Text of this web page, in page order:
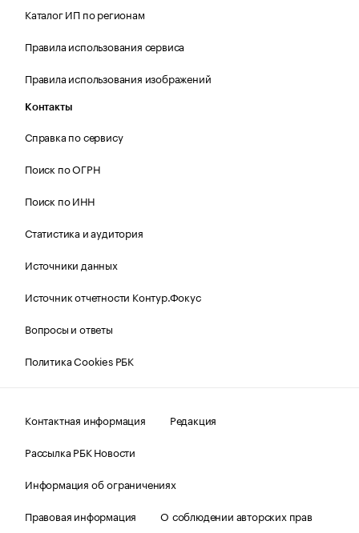
Каталог ИП по регионам
Правила использования сервиса
Правила использования изображений
Контакты
Справка по сервису
Поиск по ОГРН
Поиск по ИНН
Статистика и аудитория
Источники данных
Источник отчетности Контур.Фокус
Вопросы и ответы
Политика Cookies РБК
Контактная информация
Редакция
Рассылка РБК Новости
Информация об ограничениях
Правовая информация
О соблюдении авторских прав